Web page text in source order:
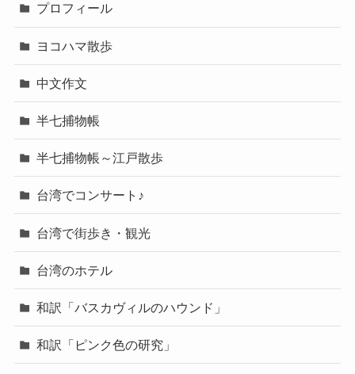
プロフィール
ヨコハマ散歩
中文作文
半七捕物帳
半七捕物帳～江戸散歩
台湾でコンサート♪
台湾で街歩き・観光
台湾のホテル
和訳「バスカヴィルのハウンド」
和訳「ピンク色の研究」